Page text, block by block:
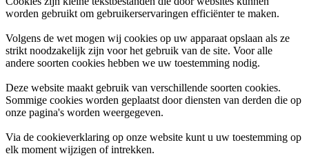
worden gebruikt om gebruikerservaringen efficiënter te maken.
Volgens de wet mogen wij cookies op uw apparaat opslaan als ze
strikt noodzakelijk zijn voor het gebruik van de site. Voor alle
andere soorten cookies hebben we uw toestemming nodig.
Deze website maakt gebruik van verschillende soorten cookies.
Sommige cookies worden geplaatst door diensten van derden die op
onze pagina's worden weergegeven.
Via de cookieverklaring op onze website kunt u uw toestemming op
elk moment wijzigen of intrekken.